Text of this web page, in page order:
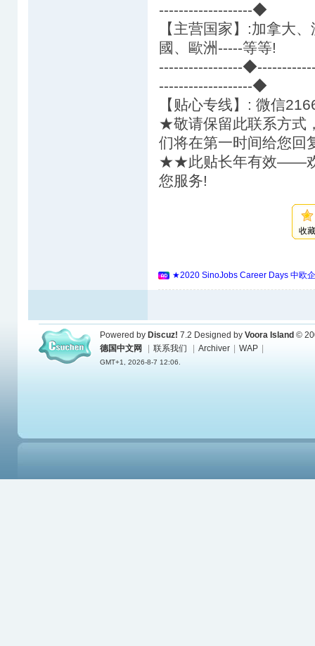
-------------------◆
【主营国家】:加拿大
國、歐洲-----等等!
-----------------
-------------------◆
【贴心专线】: 微信
★敬请保留此联系方式
们将在第一时间给您回
★★此贴长年有效——欢
您服务!
收
★2020 SinoJobs Career Days 中欧
Powered by Discuz! 7.2 Designed by Voora Island ©
德国中文网
联系我们 Archiver WAP
GMT+1, 2026-8-7 12:06.